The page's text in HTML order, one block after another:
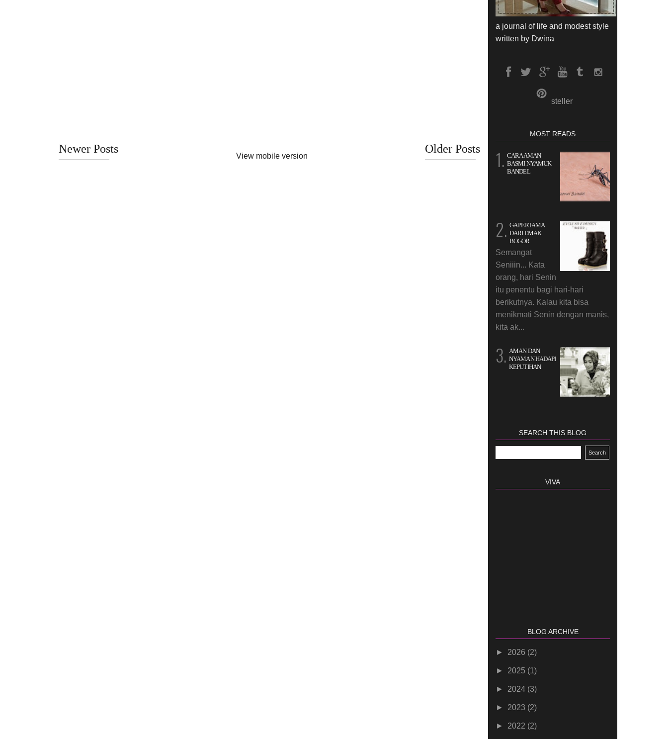
Newer Posts Older Posts
View mobile version
a journal of life and modest style
written by Dwina
steller
MOST READS
CARA AMAN
BASMI NYAMUK
BANDEL
GA PERTAMA
DARI EMAK
BOGOR
Semangat
Seniiin... Kata
orang, hari Senin
itu penentu bagi hari-hari
berikutnya. Kalau kita bisa
menikmati Senin dengan manis,
kita ak...
AMAN DAN
NYAMAN HADAPI
KEPUTIHAN
SEARCH THIS BLOG
VIVA
BLOG ARCHIVE
► 2026 (2)
► 2025 (1)
► 2024 (3)
► 2023 (2)
► 2022 (2)